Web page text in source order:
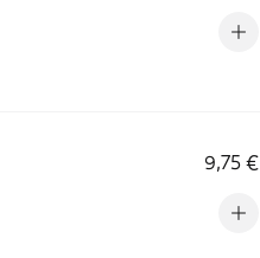
9,75 €